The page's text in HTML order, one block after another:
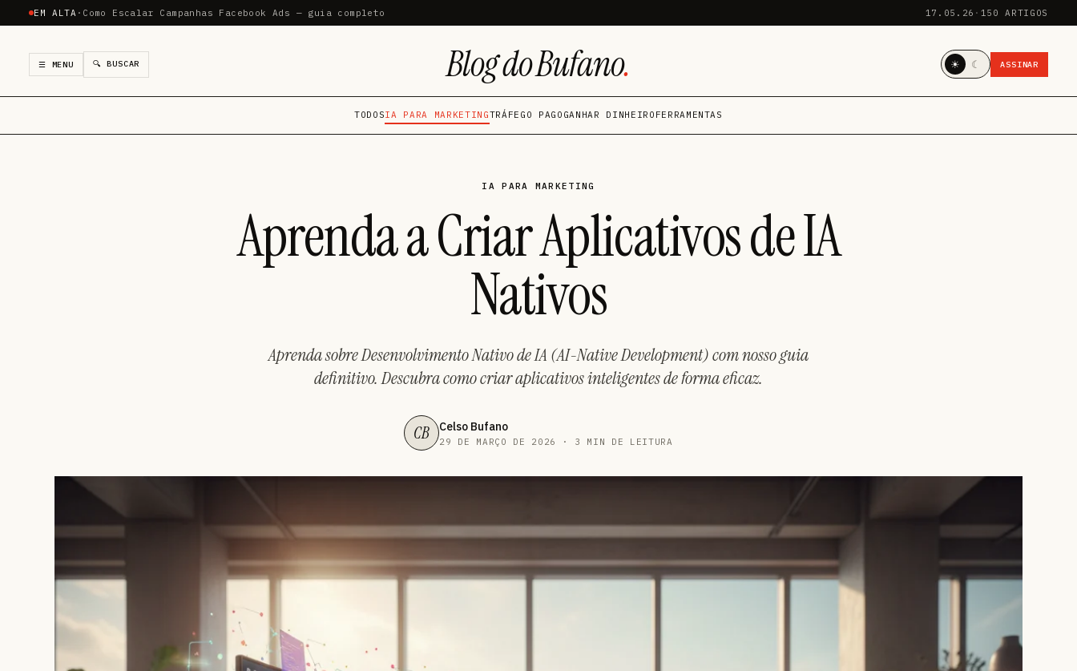
EM ALTA · Como Escalar Campanhas Facebook Ads — guia completo 17.05.26 · 150 ARTIGOS
☰ MENU 🔍 BUSCAR Blog do Bufano. ☀ ☾ ASSINAR
TODOSIA PARA MARKETINGTRÁFEGO PAGO GANHAR DINHEIRO FERRAMENTAS
IA PARA MARKETING
Aprenda a Criar Aplicativos de IA
Nativos
Aprenda sobre Desenvolvimento Nativo de IA (AI-Native Development) com nosso guia
definitivo. Descubra como criar aplicativos inteligentes de forma eficaz.
CB Celso Bufano
29 DE MARÇO DE 2026 · 3 MIN DE LEITURA